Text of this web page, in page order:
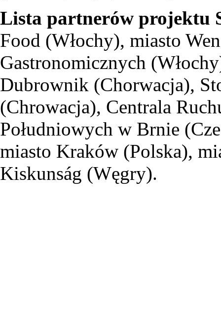
Lista partnerów projektu
Food (Włochy), miasto
Gastronomicznych
Dubrownik (Chorwacja),
(Chrowacja), Centrala
Południowych w Brnie
miasto Kraków (Polska),
Kiskunság (Węgry).